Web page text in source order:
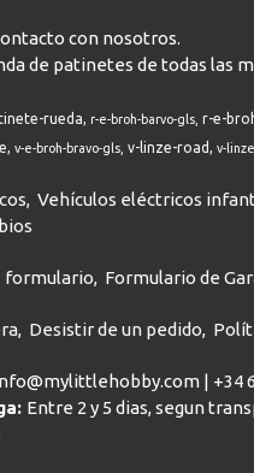
con nosotros.
de patinetes de todas las
rueda r-e-broh-barvo-gls r-e-
v-e-broh-bravo-gls v-linze-road v-
Vehículos eléctricos
formulario Formulario de
Desistir de un pedido
| +34
Entre 2 y 5 dias, segun